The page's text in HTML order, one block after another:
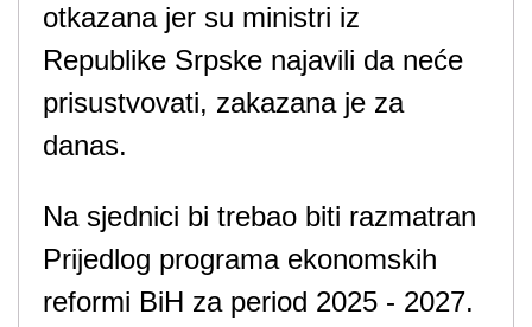
otkazana jer su ministri iz
Republike Srpske najavili da neće
prisustvovati, zakazana je za
danas.
Na sjednici bi trebao biti razmatran
Prijedlog programa ekonomskih
reformi BiH za period 2025 - 2027.